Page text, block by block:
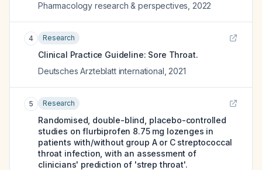
Pharmacology research & perspectives 2022
4 Research
Clinical Practice Guideline: Sore Throat.
Deutsches Arzteblatt international 2021
5 Research
Randomised, double-blind, placebo-controlled
studies on flurbiprofen 8.75 mg lozenges in
patients with/without group A or C streptococcal
throat infection, with an assessment of
clinicians' prediction of 'strep throat'.